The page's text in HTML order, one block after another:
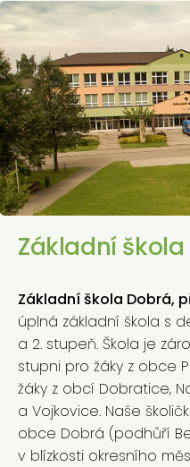
Základní škola
Základní škola Dobrá,
úplná základní škola s
a 2. stupeň. Škola je
stupni pro žáky z obce
žáky z obcí Dobratice,
a Vojkovice. Naše
obce Dobrá (podhůří
v blízkosti okresního